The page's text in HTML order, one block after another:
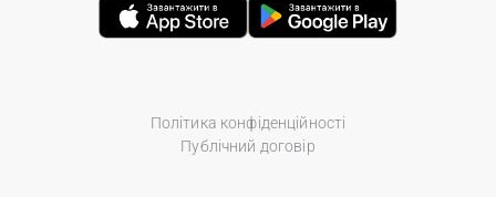
Політика конфіденційності
Публічний договір